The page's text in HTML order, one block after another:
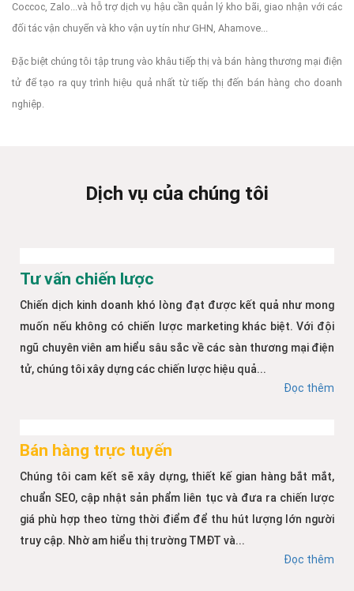
Coccoc, Zalo...và hỗ trợ dịch vụ hậu cần quản lý kho bãi, giao nhận với các
đối tác vận chuyển và kho vận uy tín như GHN, Ahamove...
Đặc biệt chúng tôi tập trung vào khâu tiếp thị và bán hàng thương mại điện
tử để tạo ra quy trình hiệu quả nhất từ tiếp thị đến bán hàng cho doanh
nghiệp.
Dịch vụ của chúng tôi
Tư vấn chiến lược
Chiến dịch kinh doanh khó lòng đạt được kết quả như mong
muốn nếu không có chiến lược marketing khác biệt. Với đội
ngũ chuyên viên am hiểu sâu sắc về các sàn thương mại điện
tử, chúng tôi xây dựng các chiến lược hiệu quả...
Đọc thêm
Bán hàng trực tuyến
Chúng tôi cam kết sẽ xây dựng, thiết kế gian hàng bắt mắt,
chuẩn SEO, cập nhật sản phẩm liên tục và đưa ra chiến lược
giá phù hợp theo từng thời điểm để thu hút lượng lớn người
truy cập. Nhờ am hiểu thị trường TMĐT và...
Đọc thêm